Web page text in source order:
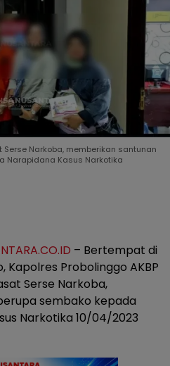
Serse Narkoba, memberikan santunan
Narapidana Kasus Narkotika
– Bertempat di
Kapolres Probolinggo AKBP
Serse Narkoba,
sembako kepada
Narkotika 10/04/2023